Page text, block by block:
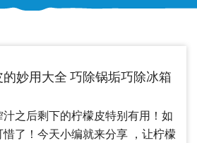
妙用大全 巧除锅垢巧除冰箱
之后剩下的柠檬皮特别有用！如
了！今天小编就来分享 ，让柠檬